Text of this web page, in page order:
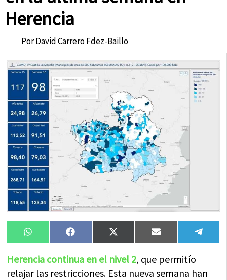
Herencia
PorDavid Carrero Fdez-Baillo
Compartir
en
WhatsAppCompartir
en
FacebookCompartir
en
X
(Twitter)
Compartir
en
Email
en
Herencia continua en el nivel 2, que permitío
relajar las restricciones. Esta nueva semana han